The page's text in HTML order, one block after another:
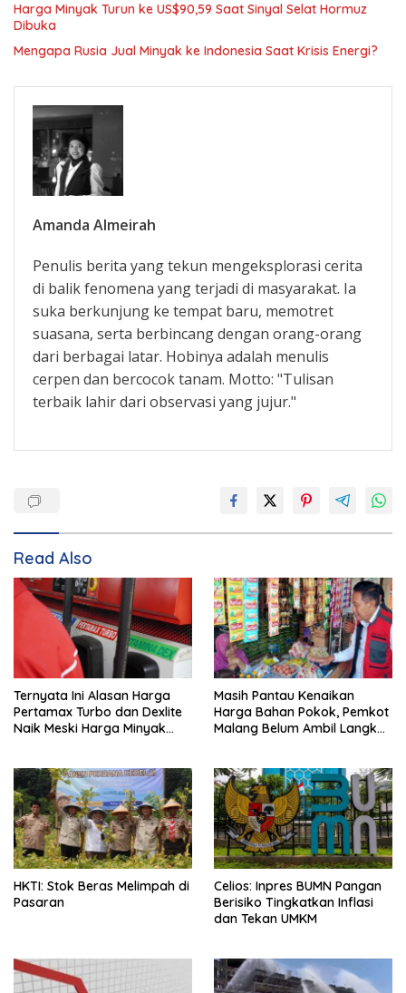
Harga Minyak Turun ke US$90,59 Saat Sinyal Selat Hormuz
Dibuka
Mengapa Rusia Jual Minyak ke Indonesia Saat Krisis Energi?
Amanda Almeirah
Penulis berita yang tekun mengeksplorasi cerita
di balik fenomena yang terjadi di masyarakat. Ia
suka berkunjung ke tempat baru, memotret
suasana, serta berbincang dengan orang-orang
dari berbagai latar. Hobinya adalah menulis
cerpen dan bercocok tanam. Motto: "Tulisan
terbaik lahir dari observasi yang jujur."
Read Also
Ternyata Ini Alasan Harga
Pertamax Turbo dan Dexlite
Naik Meski Harga Minyak
Masih Pantau Kenaikan
Harga Bahan Pokok, Pemkot
Malang Belum Ambil Langkah
HKTI: Stok Beras Melimpah di
Pasaran
Celios: Inpres BUMN Pangan
Berisiko Tingkatkan Inflasi
dan Tekan UMKM